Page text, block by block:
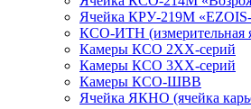
Ячейка КРУ-219М
КСО-ИТН (измерительная
Камеры КСО 2ХХ-серий
Камеры КСО 3ХХ-серий
Камеры КСО-ШВВ
Ячейка ЯКНО (ячейка